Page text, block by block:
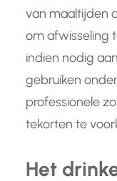
van maaltijden
om afwisseling
indien nodig
gebruiken
professionele
tekorten te
Het